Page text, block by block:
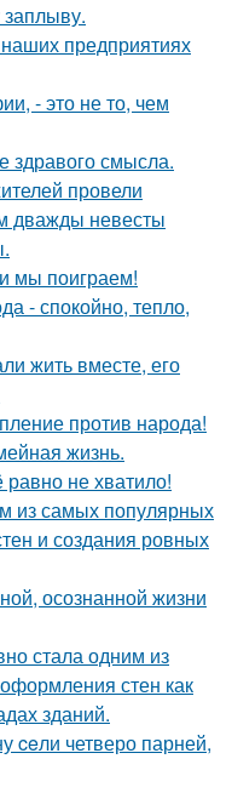
предприятиях
- это не то, чем
здравого смысла.
провели
дважды невесты
мы поиграем!
- спокойно, тепло,
жить вместе, его
против народа!
жизнь.
не хватило!
из самых популярных
и создания ровных
осознанной жизни
стала одним из
стен как
зданий.
ceли четверо парней,